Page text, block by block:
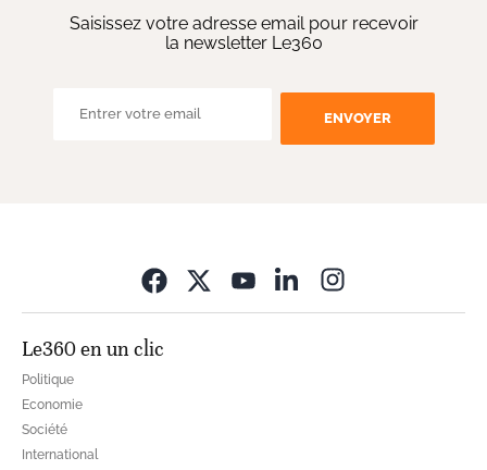
Saisissez votre adresse email pour recevoir
la newsletter Le360
ENVOYER
Le360 en un clic
Politique
Economie
Société
International